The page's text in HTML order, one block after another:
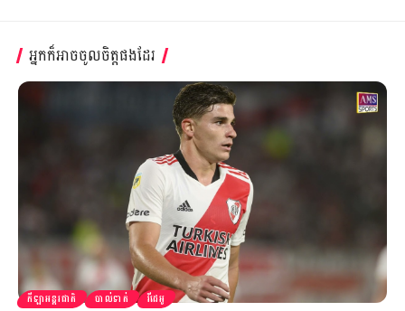
អ្នកក៏អាចចូលចិត្តផងដែរ
កីឡាអន្តរជាតិ បាល់ទាត់ វីដេអូ